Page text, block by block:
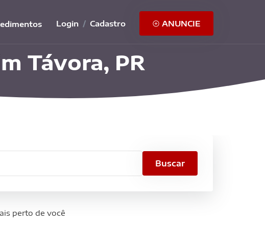
Login / Cadastro ANUNCIE
Távora, PR
Buscar
perto de você